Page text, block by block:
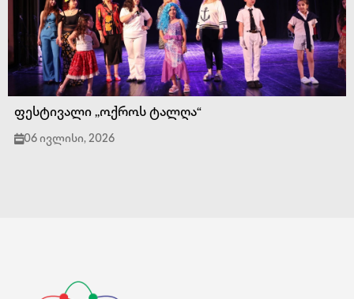
ფესტივალი ,,ოქროს ტალღა“
06 ივლისი, 2026